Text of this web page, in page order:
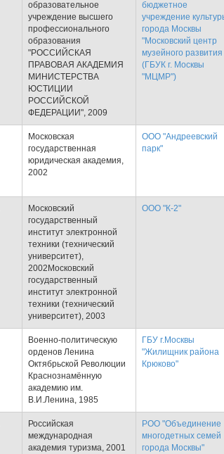
образовательное
учреждение высшего
профессионального
образования
"РОССИЙСКАЯ
ПРАВОВАЯ АКАДЕМИЯ
МИНИСТЕРСТВА
ЮСТИЦИИ
РОССИЙСКОЙ
ФЕДЕРАЦИИ", 2009
бюджетное
учреждение
города Москвы
"Московский центр
музейного развития
(ГБУК г. Москвы
"МЦМР")
Московская
государственная
юридическая академия,
2002
ООО "Андреевский
парк"
Московский
государственный
институт электронной
техники (технический
университет),
2002Московский
государственный
институт электронной
техники (технический
университет), 2003
ООО "К-2"
Военно-политическую
орденов Ленина
Октябрьской Революции
Краснознамённую
академию им.
В.И.Ленина, 1985
ГБУ г.Москвы
"Жилищник района
Крюково"
Российская
международная
академия туризма, 2001
РОО "Объединение
многодетных семей
города Москвы"